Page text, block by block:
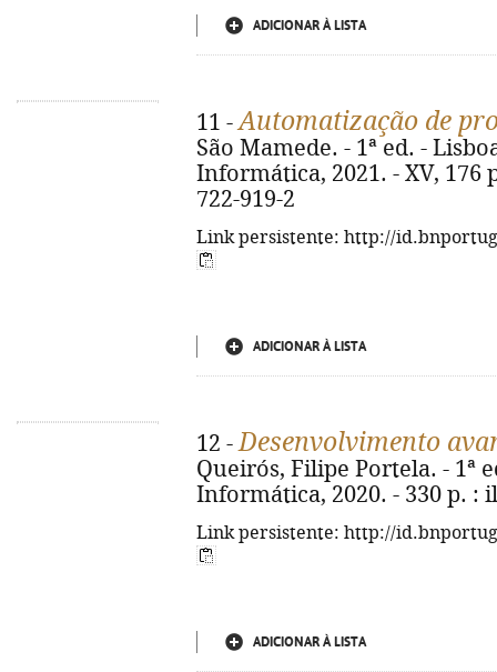
ADICIONAR À LISTA
11 -Automatização de
São Mamede. - 1ª ed. -
Informática, 2021. - XV, 176
722-919-2
Link persistente: http://
ADICIONAR À LISTA
12 -Desenvolvimento
Queirós, Filipe Portela. - 1ª
Informática, 2020. - 330 p. :
Link persistente: http://
ADICIONAR À LISTA